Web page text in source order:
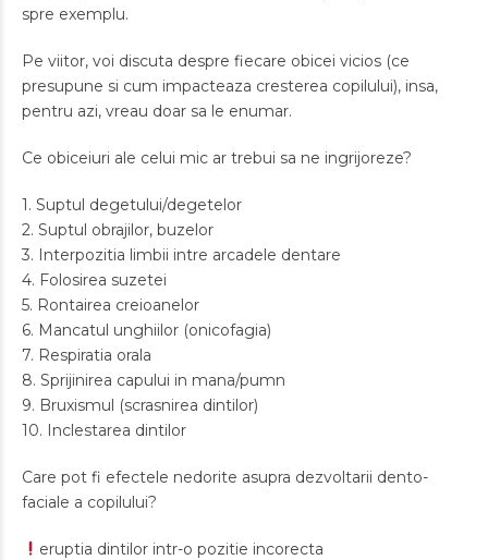
spre exemplu.
Pe viitor, voi discuta despre fiecare obicei vicios (ce
presupune si cum impacteaza cresterea copilului), insa,
pentru azi, vreau doar sa le enumar.
Ce obiceiuri ale celui mic ar trebui sa ne ingrijoreze?
1. Suptul degetului/degetelor
2. Suptul obrajilor, buzelor
3. Interpozitia limbii intre arcadele dentare
4. Folosirea suzetei
5. Rontairea creioanelor
6. Mancatul unghiilor (onicofagia)
7. Respiratia orala
8. Sprijinirea capului in mana/pumn
9. Bruxismul (scrasnirea dintilor)
10. Inclestarea dintilor
Care pot fi efectele nedorite asupra dezvoltarii dento-
faciale a copilului?
eruptia dintilor intr-o pozitie incorecta